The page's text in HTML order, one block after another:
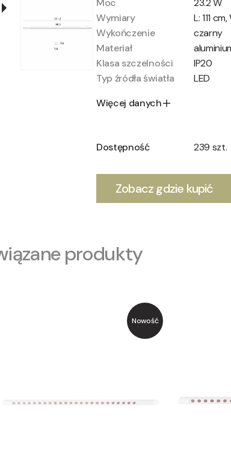
Moc
23.2 W
Wymiary
L: 111
Wykończenie
czarny
Materiał
Klasa szczelności
IP20
Typ źródła światła
LED
Więcej danych
Dostępność 239 szt.
Zobacz gdzie kupić
produkty
Nowość